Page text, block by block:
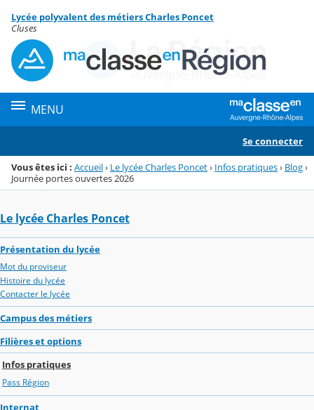
Menu de la rubrique
Contenu
Lycée polyvalent des métiers Charles Poncet
Cluses
MENU
Se connecter
Vous êtes ici : Accueil› Le lycée Charles Poncet› Infos pratiques› Blog›
Journée portes ouvertes 2026
Le lycée Charles Poncet
Présentation du lycée
Mot du proviseur
Histoire du lycée
Contacter le lycée
Campus des métiers
Filières et options
Infos pratiques
Pass Région
Internat